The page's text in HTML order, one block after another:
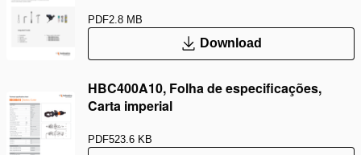
PDF2.8 MB
Download
HBC400A10, Folha de especificações,
Carta imperial
PDF523.6 KB